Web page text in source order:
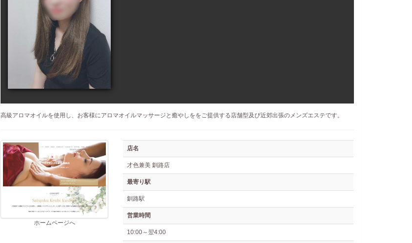
高級アロマオイルを使用し、お客様にアロマオイルマッサージと癒やしををご提供する店舗型及び近郊出張のメンズエステです。
ホームページへ
店名
才色兼美 釧路店
最寄り駅
釧路駅
営業時間
10:00～翌4:00